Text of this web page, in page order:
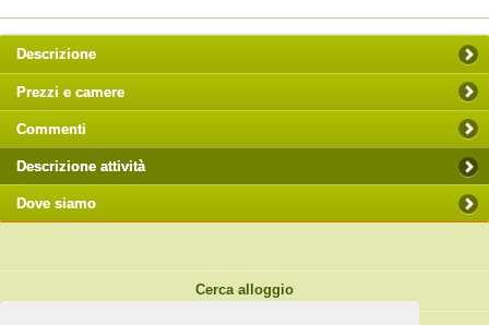
Descrizione
Prezzi e camere
Commenti
Descrizione attività
Dove siamo
Cerca alloggio